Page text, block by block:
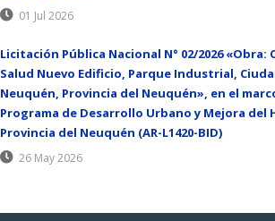
01 Jul 2026
Licitación Pública Nacional N° 02/2026 «Obra:
Salud Nuevo Edificio, Parque Industrial,
Neuquén, Provincia del Neuquén», en el
Programa de Desarrollo Urbano y Mejora del
Provincia del Neuquén (AR-L1420-BID)
26 May 2026